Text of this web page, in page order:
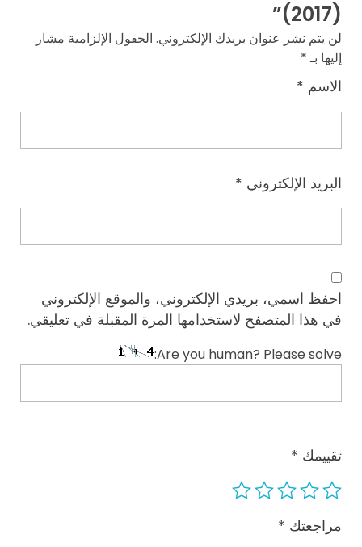
(2017)”
لن يتم نشر عنوان بريدك الإلكتروني. الحقول الإلزامية مشار
إليها بـ*
الاسم *
البريد الإلكتروني *
احفظ اسمي، بريدي الإلكتروني، والموقع الإلكتروني
في هذا المتصفح لاستخدامها المرة المقبلة في تعليقي.
Are you human? Please solve:
تقييمك *
مراجعتك *